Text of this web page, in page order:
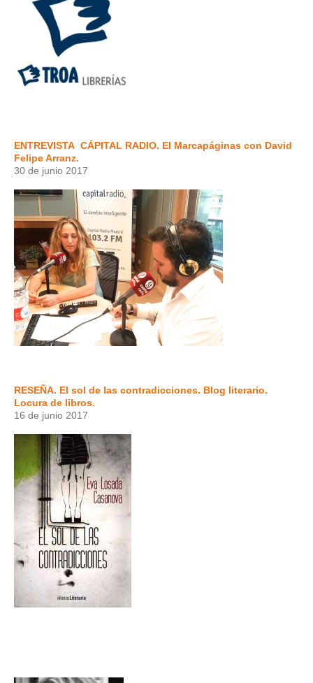
ENTREVISTA CÁPITAL RADIO. El Marcapáginas con David
Felipe Arranz.
30 de junio 2017
RESEÑA. El sol de las contradicciones. Blog literario.
Locura de libros.
16 de junio 2017